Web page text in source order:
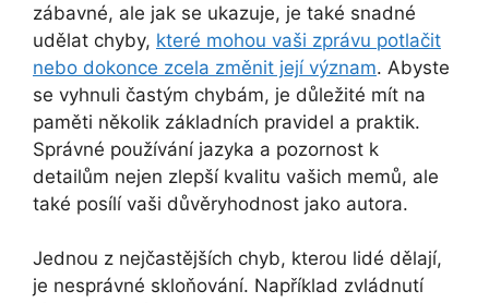
zábavné, ale jak se ukazuje, je také snadné
udělat chyby, které mohou vaši zprávu potlačit
nebo dokonce zcela změnit její význam. Abyste
se vyhnuli častým chybám, je důležité mít na
paměti několik základních pravidel a praktik.
Správné používání jazyka a pozornost k
detailům nejen zlepší kvalitu vašich memů, ale
také posílí vaši důvěryhodnost jako autora.
Jednou z nejčastějších chyb, kterou lidé dělají,
je nesprávné skloňování. Například zvládnutí